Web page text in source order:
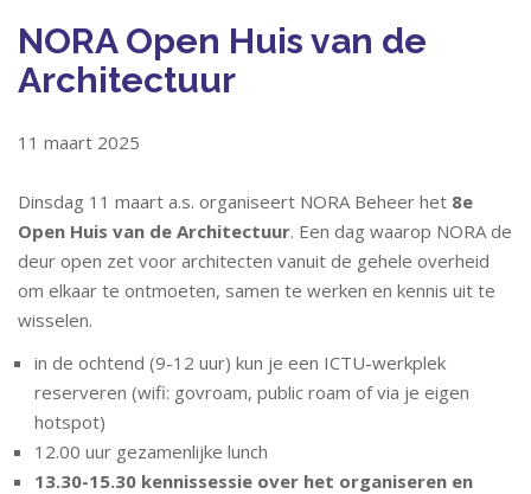
NORA Open Huis van de
Architectuur
11 maart 2025
Dinsdag 11 maart a.s. organiseert NORA Beheer het 8e
Open Huis van de Architectuur. Een dag waarop NORA de
deur open zet voor architecten vanuit de gehele overheid
om elkaar te ontmoeten, samen te werken en kennis uit te
wisselen.
in de ochtend (9-12 uur) kun je een ICTU-werkplek
reserveren (wifi: govroam, public roam of via je eigen
hotspot)
12.00 uur gezamenlijke lunch
13.30-15.30 kennissessie over het organiseren en